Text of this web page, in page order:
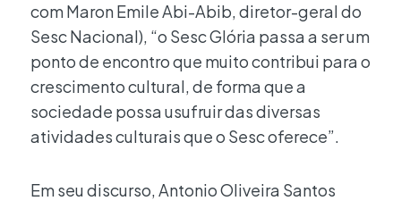
com Maron Emile Abi-Abib, diretor-geral do
Sesc Nacional), “o Sesc Glória passa a ser um
ponto de encontro que muito contribui para o
crescimento cultural, de forma que a
sociedade possa usufruir das diversas
atividades culturais que o Sesc oferece”.
Em seu discurso, Antonio Oliveira Santos